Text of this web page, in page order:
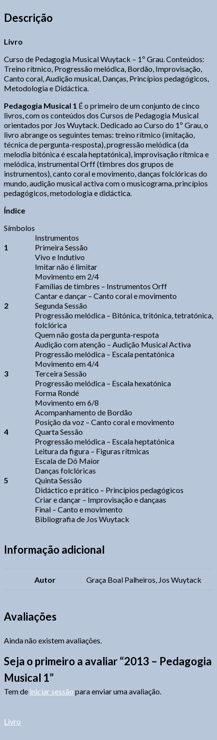
Descrição
Livro
Curso de Pedagogia Musical Wuytack – 1º Grau. Conteúdos:
Treino rítmico, Progressão melódica, Bordão, Improvisação,
Canto coral, Audição musical, Danças, Princípios pedagógicos,
Metodologia e Didáctica.
Pedagogia Musical 1 É o primeiro de um conjunto de cinco
livros, com os conteúdos dos Cursos de Pedagogia Musical
orientados por Jos Wuytack. Dedicado ao Curso do 1º Grau, o
livro abrange os seguintes temas: treino rítmico (imitação,
técnica de pergunta-resposta), progressão melódica (da
melodia bitónica é escala heptatónica), improvisação rítmica e
melódica, instrumental Orff (timbres dos grupos de
instrumentos), canto coral e movimento, danças folclóricas do
mundo, audição musical activa com o musicograma, princípios
pedagógicos, metodologia e didáctica.
Índice
Símbolos
Instrumentos
1
Primeira Sessão
Vivo e Indutivo
Imitar não é limitar
Movimento em 2/4
Famílias de timbres – Instrumentos Orff
Cantar e dançar – Canto coral e movimento
2
Segunda Sessão
Progressão melódica – Bitónica, tritónica, tetratónica,
folclórica
Quem não gosta da pergunta-respota
Audição com atenção – Audição Musical Activa
Progressão melódica – Escala pentatónica
Movimento em 4/4
3
Terceira Sessão
Progressão melódica – Escala hexatónica
Forma Rondé
Movimento em 6/8
Acompanhamento de Bordão
Posição da voz – Canto coral e movimento
4
Quarta Sessão
Progressão melódica – Escala heptatónica
Leitura da figura – Figuras rítmicas
Escala de Dó Maior
Danças folclóricas
5
Quinta Sessão
Didáctico e prático – Princípios pedagógicos
Criar e dançar – Improvisação e dançaas
Final – Canto e movimento
Bibliografia de Jos Wuytack
Informação adicional
Autor Graça Boal Palheiros, Jos Wuytack
Avaliações
Ainda não existem avaliações.
Seja o primeiro a avaliar “2013 – Pedagogia
Musical 1”
Tem de iniciar sessão para enviar uma avaliação.
Livro